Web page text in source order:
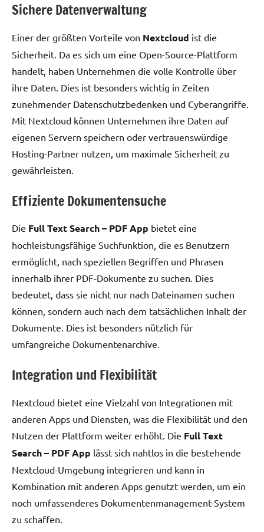
Sichere Datenverwaltung
Einer der größten Vorteile von Nextcloud ist die
Sicherheit. Da es sich um eine Open-Source-Plattform
handelt, haben Unternehmen die volle Kontrolle über
ihre Daten. Dies ist besonders wichtig in Zeiten
zunehmender Datenschutzbedenken und Cyberangriffe.
Mit Nextcloud können Unternehmen ihre Daten auf
eigenen Servern speichern oder vertrauenswürdige
Hosting-Partner nutzen, um maximale Sicherheit zu
gewährleisten.
Effiziente Dokumentensuche
Die Full Text Search – PDF App bietet eine
hochleistungsfähige Suchfunktion, die es Benutzern
ermöglicht, nach speziellen Begriffen und Phrasen
innerhalb ihrer PDF-Dokumente zu suchen. Dies
bedeutet, dass sie nicht nur nach Dateinamen suchen
können, sondern auch nach dem tatsächlichen Inhalt der
Dokumente. Dies ist besonders nützlich für
umfangreiche Dokumentenarchive.
Integration und Flexibilität
Nextcloud bietet eine Vielzahl von Integrationen mit
anderen Apps und Diensten, was die Flexibilität und den
Nutzen der Plattform weiter erhöht. Die Full Text
Search – PDF App lässt sich nahtlos in die bestehende
Nextcloud-Umgebung integrieren und kann in
Kombination mit anderen Apps genutzt werden, um ein
noch umfassenderes Dokumentenmanagement-System
zu schaffen.